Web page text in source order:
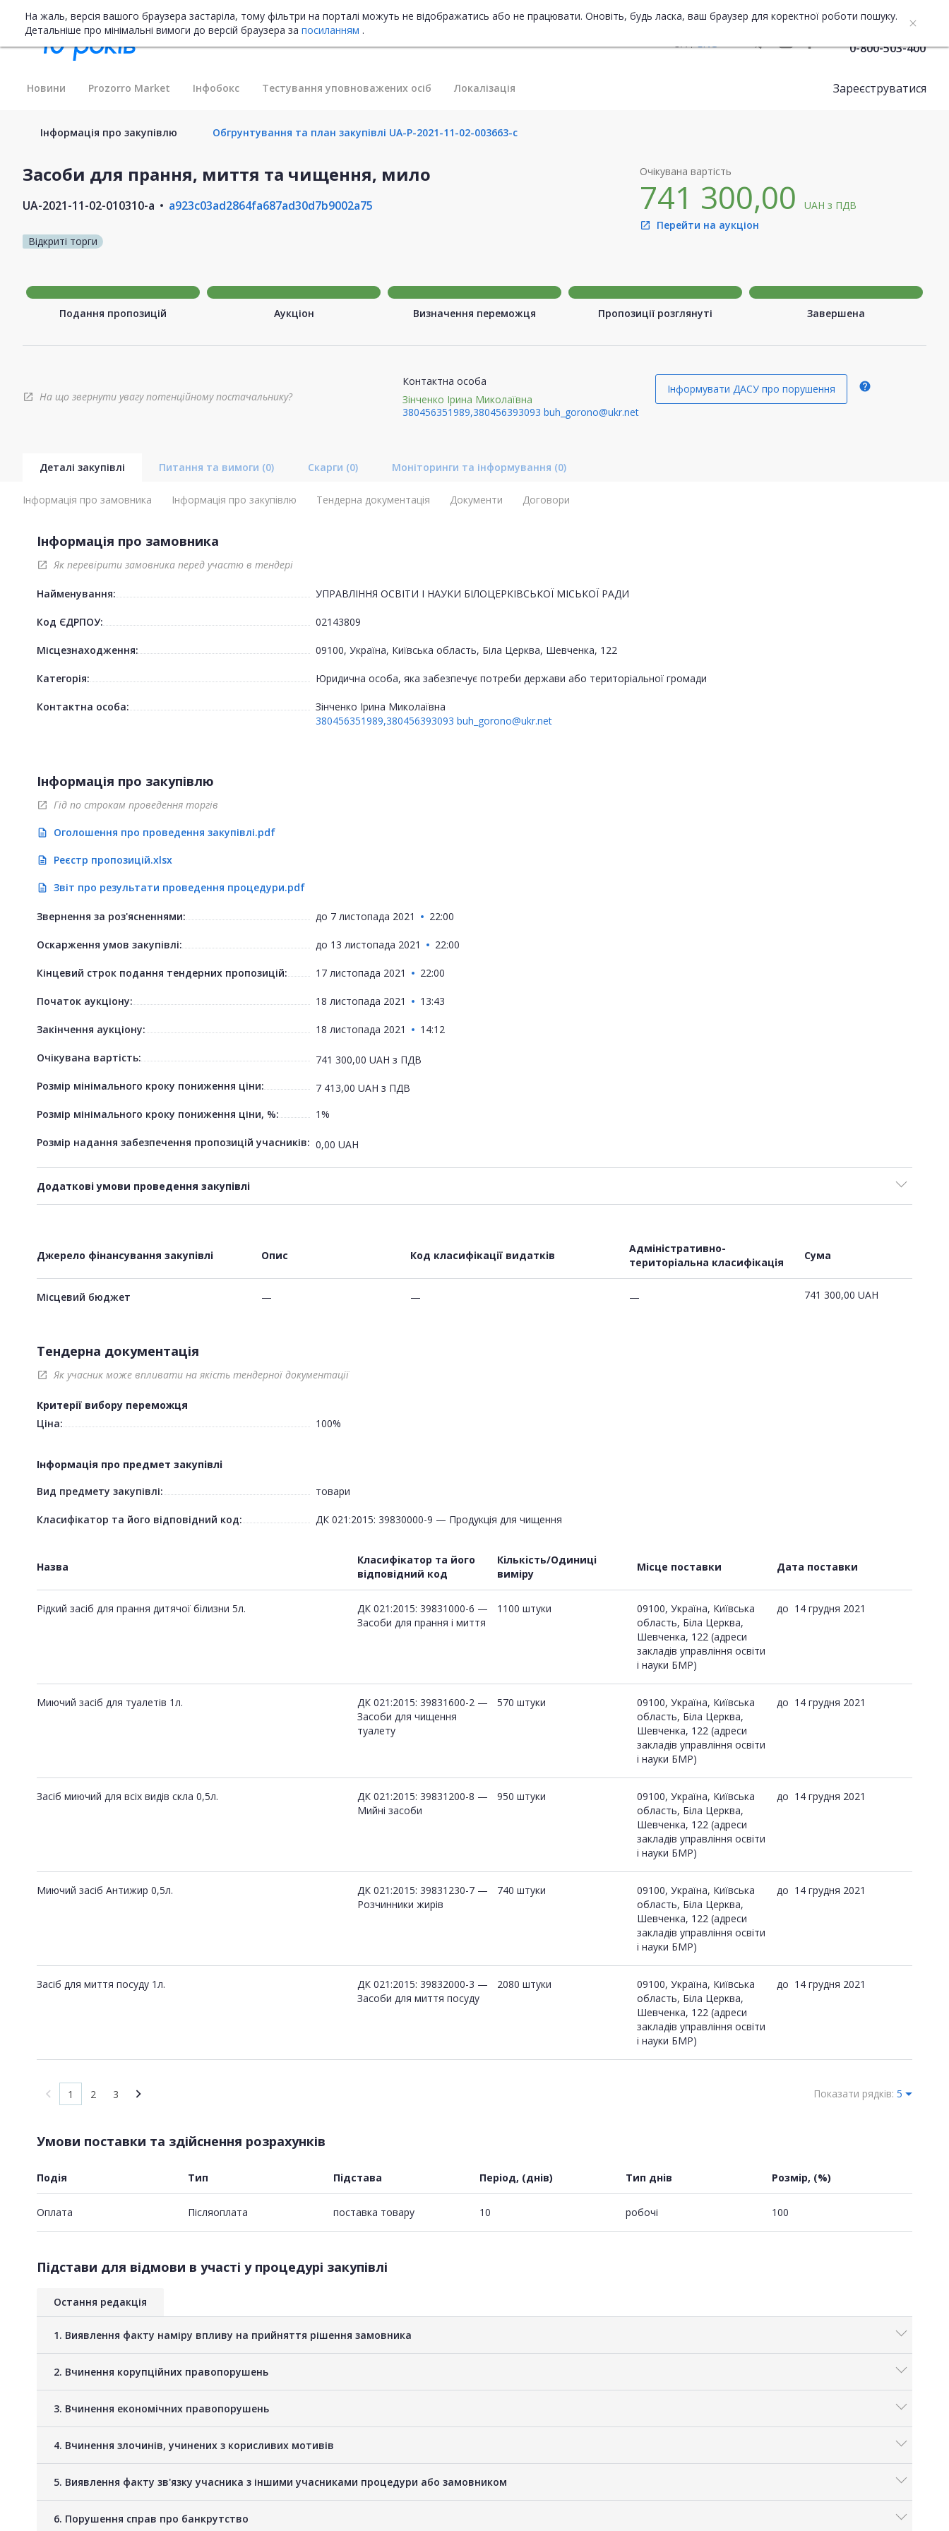
На жаль, версія вашого браузера застаріла, тому фільтри на порталі можуть не відображатись або не працювати. Оновіть, будь ласка, ваш браузер для коректної роботи пошуку.
Детальніше про мінімальні вимоги до версій браузера за посиланням .
UA
ENG 0-800-503-400
Новини Prozorro Market Інфобокс Тестування уповноважених осіб Локалізація Зареєструватися
Інформація про закупівлю Обгрунтування та план закупівлі UA-P-2021-11-02-003663-c
Засоби для прання, миття та чищення, мило
UA-2021-11-02-010310-a a923c03ad2864fa687ad30d7b9002a75
Відкриті торги
Очікувана вартість
741 300,00UAHз ПДВ
open_in_new Перейти на аукціон
Подання пропозицій Аукціон Визначення переможця Пропозиції розглянуті Завершена
open_in_new На що звернути увагу потенційному постачальнику?
Контактна особа
Зінченко Ірина Миколаївна
380456351989,380456393093 buh_gorono@ukr.net
Інформувати ДАСУ про порушення help
Деталі закупівлі Питання та вимоги (0) Скарги (0) Моніторинги та інформування (0)
Інформація про замовника Інформація про закупівлю Тендерна документація Документи Договори
Інформація про замовника
open_in_new Як перевірити замовника перед участю в тендері
Найменування: УПРАВЛІННЯ ОСВІТИ І НАУКИ БІЛОЦЕРКІВСЬКОЇ МІСЬКОЇ РАДИ
Код ЄДРПОУ: 02143809
Місцезнаходження: 09100, Україна, Київська область, Біла Церква, Шевченка, 122
Категорія: Юридична особа, яка забезпечує потреби держави або територіальної громади
Контактна особа:
Зінченко Ірина Миколаївна
380456351989,380456393093 buh_gorono@ukr.net
Інформація про закупівлю
open_in_new Гід по строкам проведення торгів
description Оголошення про проведення закупівлі.pdf
description Реєстр пропозицій.xlsx
description Звіт про результати проведення процедури.pdf
Звернення за роз'ясненнями: до 7 листопада 2021 22:00
Оскарження умов закупівлі: до 13 листопада 2021 22:00
Кінцевий строк подання тендерних пропозицій: 17 листопада 2021 22:00
Початок аукціону: 18 листопада 2021 13:43
Закінчення аукціону: 18 листопада 2021 14:12
Очікувана вартість: 741 300,00 UAH з ПДВ
Розмір мінімального кроку пониження ціни:
7 413,00 UAH з ПДВ
Розмір мінімального кроку пониження ціни, %:
1%
Розмір надання забезпечення пропозицій учасників: 0,00 UAH
Додаткові умови проведення закупівлі
Джерело фінансування закупівлі Опис Код класифікації видатків
Адміністративно-
територіальна класифікація
Сума
Місцевий бюджет — — — 741 300,00 UAH
Тендерна документація
open_in_new Як учасник може впливати на якість тендерної документації
Критерії вибору переможця
Ціна:
100%
Інформація про предмет закупівлі
Вид предмету закупівлі:
товари
Класифікатор та його відповідний код: ДК 021:2015: 39830000-9 — Продукція для чищення
Назва
Класифікатор та його
відповідний код
Кількість/Одиниці
виміру
Місце поставки Дата поставки
Рідкий засіб для прання дитячої білизни 5л.
ДК 021:2015: 39831000-6 —
Засоби для прання і миття
1100 штуки
09100, Україна, Київська
область, Біла Церква,
Шевченка, 122 (адреси
закладів управління освіти
і науки БМР)
до 14 грудня 2021
Миючий засіб для туалетів 1л.
ДК 021:2015: 39831600-2 —
Засоби для чищення
туалету
570 штуки
09100, Україна, Київська
область, Біла Церква,
Шевченка, 122 (адреси
закладів управління освіти
і науки БМР)
до 14 грудня 2021
Засіб миючий для всіх видів скла 0,5л.
ДК 021:2015: 39831200-8 —
Мийні засоби
950 штуки
09100, Україна, Київська
область, Біла Церква,
Шевченка, 122 (адреси
закладів управління освіти
і науки БМР)
до 14 грудня 2021
Миючий засіб Антижир 0,5л.
ДК 021:2015: 39831230-7 —
Розчинники жирів
740 штуки
09100, Україна, Київська
область, Біла Церква,
Шевченка, 122 (адреси
закладів управління освіти
і науки БМР)
до 14 грудня 2021
Засіб для миття посуду 1л.
ДК 021:2015: 39832000-3 —
Засоби для миття посуду
2080 штуки
09100, Україна, Київська
область, Біла Церква,
Шевченка, 122 (адреси
закладів управління освіти
і науки БМР)
до 14 грудня 2021
1 2 3 Показати рядків: 5
Умови поставки та здійснення розрахунків
Подія Тип Підстава Період, (днів) Тип днів Розмір, (%)
Оплата Пiсляоплата поставка товару 10 робочі 100
Підстави для відмови в участі у процедурі закупівлі
Остання редакція
1. Виявлення факту наміру впливу на прийняття рішення замовника
2. Вчинення корупційних правопорушень
3. Вчинення економічних правопорушень
4. Вчинення злочинів, учинених з корисливих мотивів
5. Виявлення факту зв'язку учасника з іншими учасниками процедури або замовником
6. Порушення справ про банкрутство